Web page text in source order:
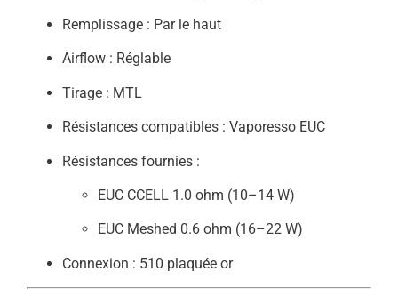
Remplissage : Par le haut
Airflow : Réglable
Tirage : MTL
Résistances compatibles : Vaporesso EUC
Résistances fournies :
EUC CCELL 1.0 ohm (10–14 W)
EUC Meshed 0.6 ohm (16–22 W)
Connexion : 510 plaquée or